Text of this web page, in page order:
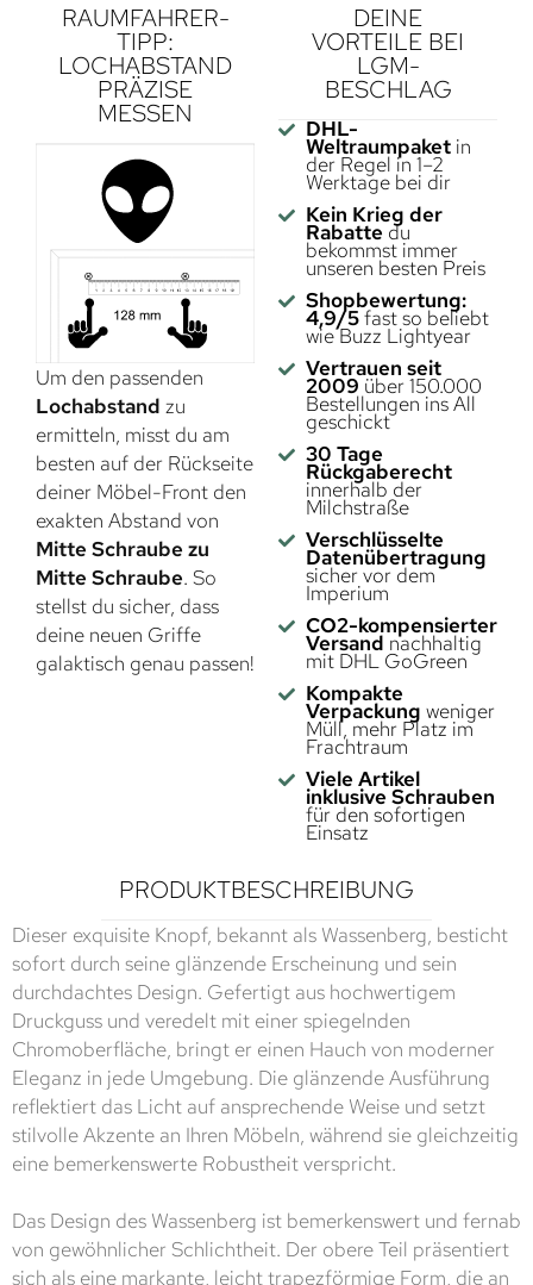
RAUMFAHRER-
TIPP:
LOCHABSTAND
PRÄZISE
MESSEN
Um den passenden
Lochabstand zu
ermitteln, misst du am
besten auf der Rückseite
deiner Möbel-Front den
exakten Abstand von
Mitte Schraube zu
Mitte Schraube. So
stellst du sicher, dass
deine neuen Griffe
galaktisch genau passen!
DEINE
VORTEILE BEI
LGM-
BESCHLAG
DHL-
Weltraumpaketin
der Regel in 1–2
Werktage bei dir
Kein Krieg der
Rabatte du
bekommst immer
unseren besten Preis
Shopbewertung:
4,9/5fast so beliebt
wie Buzz Lightyear
Vertrauen seit
2009 über 150.000
Bestellungen ins All
geschickt
30 Tage
Rückgaberecht
innerhalb der
Milchstraße
Verschlüsselte
Datenübertragung
sicher vor dem
Imperium
CO2-kompensierter
Versand nachhaltig
mit DHL GoGreen
Kompakte
Verpackung weniger
Müll, mehr Platz im
Frachtraum
Viele Artikel
inklusive Schrauben
für den sofortigen
Einsatz
PRODUKTBESCHREIBUNG
Dieser exquisite Knopf, bekannt als Wassenberg, besticht
sofort durch seine glänzende Erscheinung und sein
durchdachtes Design. Gefertigt aus hochwertigem
Druckguss und veredelt mit einer spiegelnden
Chromoberfläche, bringt er einen Hauch von moderner
Eleganz in jede Umgebung. Die glänzende Ausführung
reflektiert das Licht auf ansprechende Weise und setzt
stilvolle Akzente an Ihren Möbeln, während sie gleichzeitig
eine bemerkenswerte Robustheit verspricht.
Das Design des Wassenberg ist bemerkenswert und fernab
von gewöhnlicher Schlichtheit. Der obere Teil präsentiert
sich als eine markante, leicht trapezförmige Form, die an